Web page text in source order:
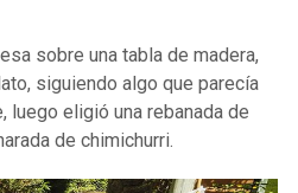
sobre una tabla de madera,
siguiendo algo que parecía
luego eligió una rebanada de
de chimichurri.